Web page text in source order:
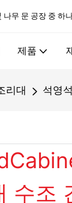
무 문 공장 중 하
제품
리대 석영